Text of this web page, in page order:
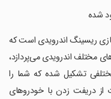
شده
ریسینگ اندرویدی است که
مختلف اندرویدی می‌پردازد،
تشکیل شده که شما را
دریفت زدن با خودروهای